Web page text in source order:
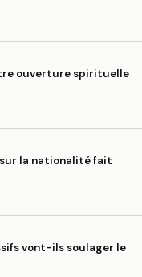
ouverture spirituelle
la nationalité fait
vont-ils soulager le